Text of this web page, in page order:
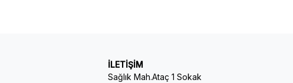
İLETİŞİM
Sağlık Mah.Ataç 1 Sokak